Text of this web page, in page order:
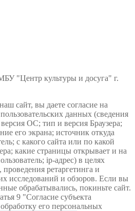
"Центр культуры и досуга" г.
сайт, вы даете согласие на
данных (сведения
ОС; тип и версия Браузера;
его экрана; источник откуда
с какого сайта или по какой
какие страницы открывает и на
ip-адрес) в целях
ретаргетинга и
исследований и обзоров. Если вы
обрабатывались, покиньте сайт.
9 "Согласие субъекта
его персональных